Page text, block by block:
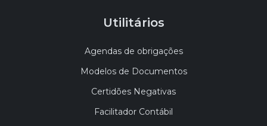
Utilitários
Agendas de obrigações
Modelos de Documentos
Certidões Negativas
Facilitador Contábil